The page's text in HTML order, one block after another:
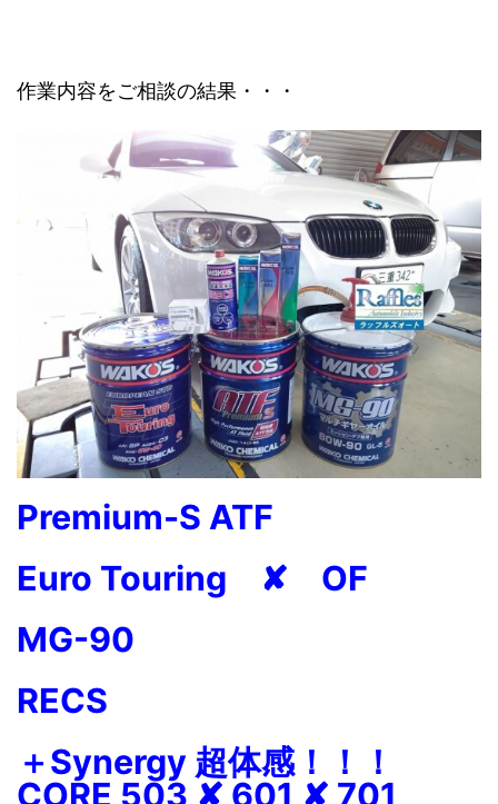
作業内容をご相談の結果・・・
Premium-S ATF
Euro Touring ✘ OF
MG-90
RECS
＋Synergy 超体感！！！
CORE 503 ✘ 601 ✘ 701